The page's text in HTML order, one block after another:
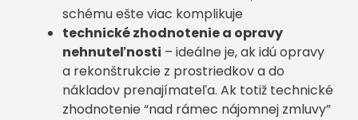
schému ešte viac komplikuje
technické zhodnotenie a opravy
nehnuteľnosti – ideálne je, ak idú opravy
a rekonštrukcie z prostriedkov a do
nákladov prenajímateľa. Ak totiž technické
zhodnotenie “nad rámec nájomnej zmluvy”